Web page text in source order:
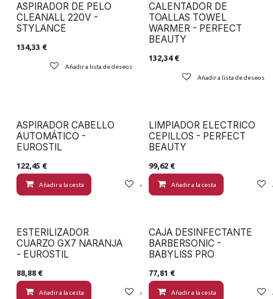
ASPIRADOR DE PELO
CLEANALL 220V -
STYLANCE
134,33 €
Añadir a lista de deseos
CALENTADOR DE
TOALLAS TOWEL
WARMER - PERFECT
BEAUTY
132,34€
Añadir a lista de deseos
ASPIRADOR CABELLO
AUTOMÁTICO -
EUROSTIL
122,45 €
Añadir a la cesta Añadir a lista de deseos
LIMPIADOR ELECTRICO
CEPILLOS - PERFECT
BEAUTY
99,62€
Añadir a la cesta
ESTERILIZADOR
CUARZO GX7 NARANJA
- EUROSTIL
88,88 €
Añadir a la cesta Añadir a lista de deseos
CAJA DESINFECTANTE
BARBERSONIC -
BABYLISS PRO
77,81 €
Añadir a la cesta